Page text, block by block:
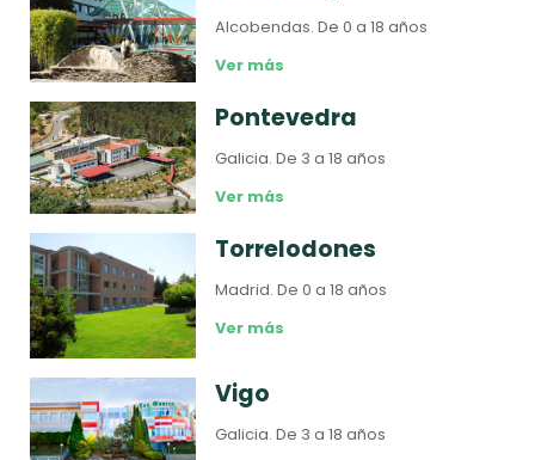
Alcobendas.De 0 a 18 años
Ver más
Pontevedra
Galicia.De 3 a 18 años
Ver más
Torrelodones
Madrid.De 0 a 18 años
Ver más
Vigo
Galicia.De 3 a 18 años